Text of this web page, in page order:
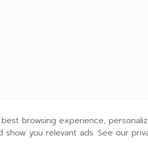
browsing experience,
you relevant ads. See our